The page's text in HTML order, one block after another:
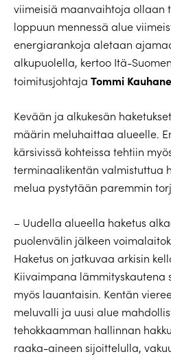
viimeisiä maanvaihtoja ollaan
loppuun mennessä alue
energiarankoja aletaan
alkupuolella, kertoo Itä-
toimitusjohtaja Tommi
Kevään ja alkukesän
määrin meluhaittaa alueelle.
kärsivissä kohteissa tehtiin
terminaalikentän valmistuttua
melua pystytään paremmin
– Uudella alueella haketus
puolenvälin jälkeen
Haketus on jatkuvaa arkisin
Kiivaimpana lämmityskautena
myös lauantaisin. Kentän
meluvalli ja uusi alue
tehokkaamman hallinnan
raaka-aineen sijoittelulla,